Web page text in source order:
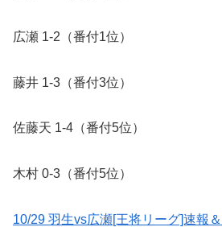
広瀬 1-2（番付1位）
藤井 1-3（番付3位）
佐藤天 1-4（番付5位）
木村 0-3（番付5位）
10/29 羽生vs広瀬[王将リーグ]速報